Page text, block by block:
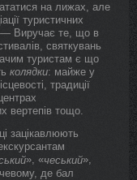
на лижах, але
туристичних
Виручає те, що в
святкувань
туристам є що
колядки: майже у
традиції
вертепів тощо.
зацікавлюють
», «чеський»,
де бал